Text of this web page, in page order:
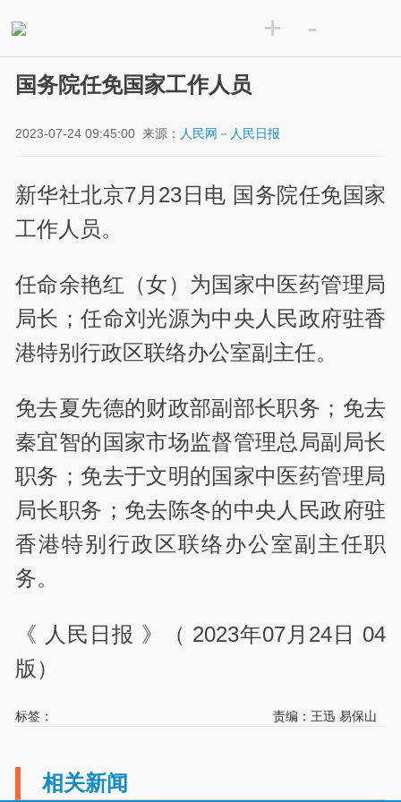
+ -
国务院任免国家工作人员
2023-07-24 09:45:00 来源： 人民网－人民日报
新华社北京7月23日电 国务院任免国家
工作人员。
任命余艳红（女）为国家中医药管理局
局长；任命刘光源为中央人民政府驻香
港特别行政区联络办公室副主任。
免去夏先德的财政部副部长职务；免去
秦宜智的国家市场监督管理总局副局长
职务；免去于文明的国家中医药管理局
局长职务；免去陈冬的中央人民政府驻
香港特别行政区联络办公室副主任职
务。
《 人民日报 》（ 2023年07月24日 04
版）
标签： 责编：王迅 易保山
相关新闻